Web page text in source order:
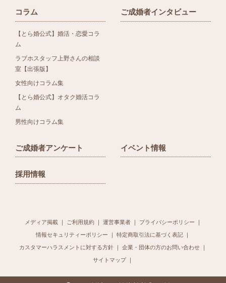
コラム
【とら婚公式】婚活・恋愛コラ
ム
ラブホスタッフ上野さんの相談
室【出張版】
女性向けコラム集
【とら婚公式】オタク婚活コラ
ム
男性向けコラム集
ご成婚者インタビュー
ご成婚者アンケート イベント情報
採用情報
メディア掲載 ご利用規約 運営事業者
プライバシーポリシー
情報セキュリティーポリシー
特定商取引法に基づく表記
カスタマーハラスメントに対する方針
企業・団体の方のお問い合わせ
サイトマップ